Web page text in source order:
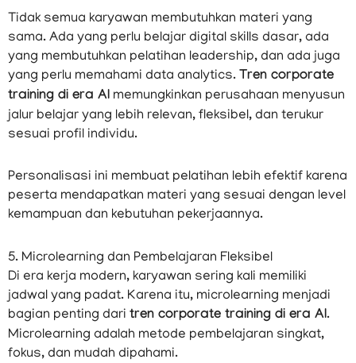
Tidak semua karyawan membutuhkan materi yang
sama. Ada yang perlu belajar digital skills dasar, ada
yang membutuhkan pelatihan leadership, dan ada juga
yang perlu memahami data analytics. Tren corporate
training di era AI memungkinkan perusahaan menyusun
jalur belajar yang lebih relevan, fleksibel, dan terukur
sesuai profil individu.
Personalisasi ini membuat pelatihan lebih efektif karena
peserta mendapatkan materi yang sesuai dengan level
kemampuan dan kebutuhan pekerjaannya.
5. Microlearning dan Pembelajaran Fleksibel
Di era kerja modern, karyawan sering kali memiliki
jadwal yang padat. Karena itu, microlearning menjadi
bagian penting dari tren corporate training di era AI.
Microlearning adalah metode pembelajaran singkat,
fokus, dan mudah dipahami.